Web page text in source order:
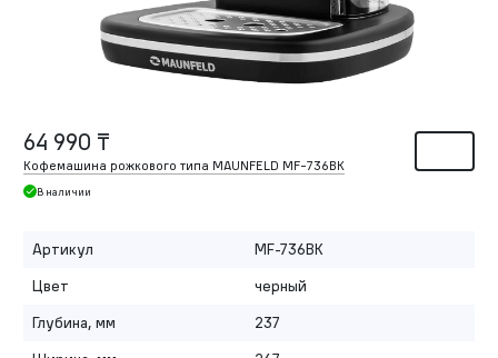
64 990 ₸
Кофемашина рожкового типа MAUNFELD MF-736BK
В наличии
Артикул
MF-736BK
Цвет
черный
Глубина, мм
237